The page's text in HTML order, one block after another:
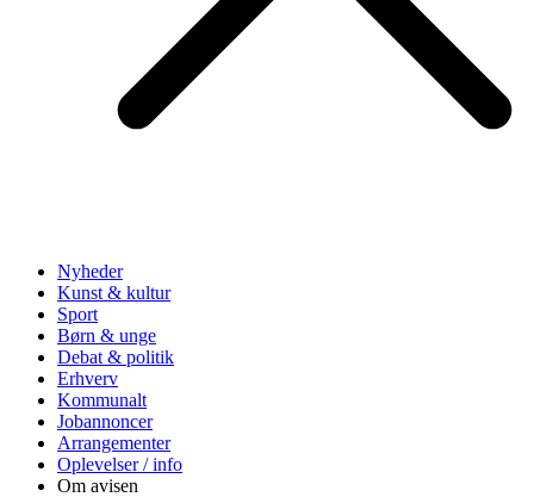
Nyheder
Kunst & kultur
Sport
Børn & unge
Debat & politik
Erhverv
Kommunalt
Jobannoncer
Arrangementer
Oplevelser / info
Om avisen